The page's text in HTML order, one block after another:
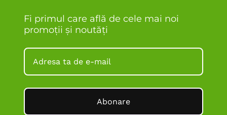
Fi primul care află de cele mai noi
promoții și noutăți
Abonare